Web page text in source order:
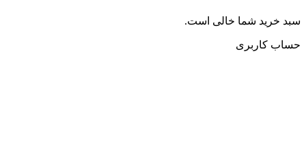
سبد خرید شما خالی است.
حساب کاربری